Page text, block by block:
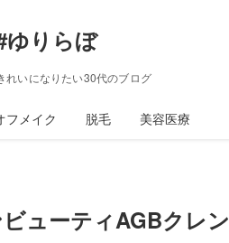
ゆりらぼ
れいになりたい30代のブログ
フメイク 脱毛 美容医療
ューティAGBクレン